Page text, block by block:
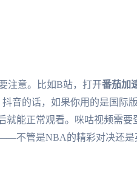
注意。比如B站，打开番茄加
音的话，如果你用的是国际
就能正常观看。咪咕视频需
不管是NBA的精彩对决还是